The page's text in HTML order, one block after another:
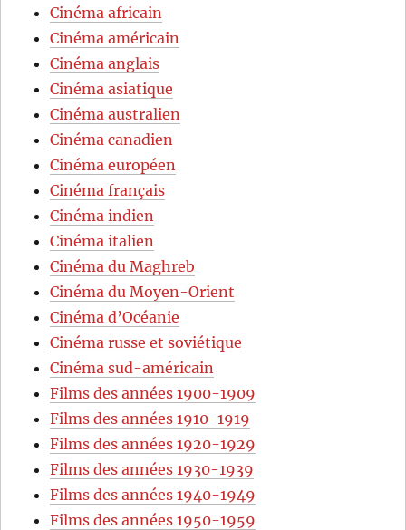
Cinéma africain
Cinéma américain
Cinéma anglais
Cinéma asiatique
Cinéma australien
Cinéma canadien
Cinéma européen
Cinéma français
Cinéma indien
Cinéma italien
Cinéma du Maghreb
Cinéma du Moyen-Orient
Cinéma d’Océanie
Cinéma russe et soviétique
Cinéma sud-américain
Films des années 1900-1909
Films des années 1910-1919
Films des années 1920-1929
Films des années 1930-1939
Films des années 1940-1949
Films des années 1950-1959